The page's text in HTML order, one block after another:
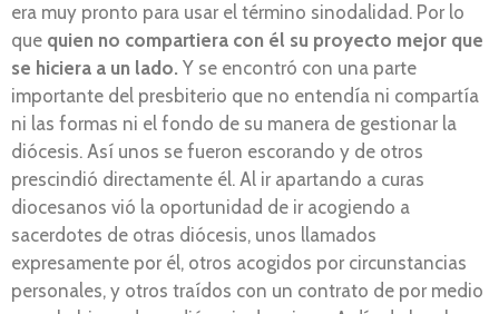
era muy pronto para usar el término sinodalidad. Por lo
que quien no compartiera con él su proyecto mejor que
se hiciera a un lado. Y se encontró con una parte
importante del presbiterio que no entendía ni compartía
ni las formas ni el fondo de su manera de gestionar la
diócesis. Así unos se fueron escorando y de otros
prescindió directamente él. Al ir apartando a curas
diocesanos vió la oportunidad de ir acogiendo a
sacerdotes de otras diócesis, unos llamados
expresamente por él, otros acogidos por circunstancias
personales, y otros traídos con un contrato de por medio